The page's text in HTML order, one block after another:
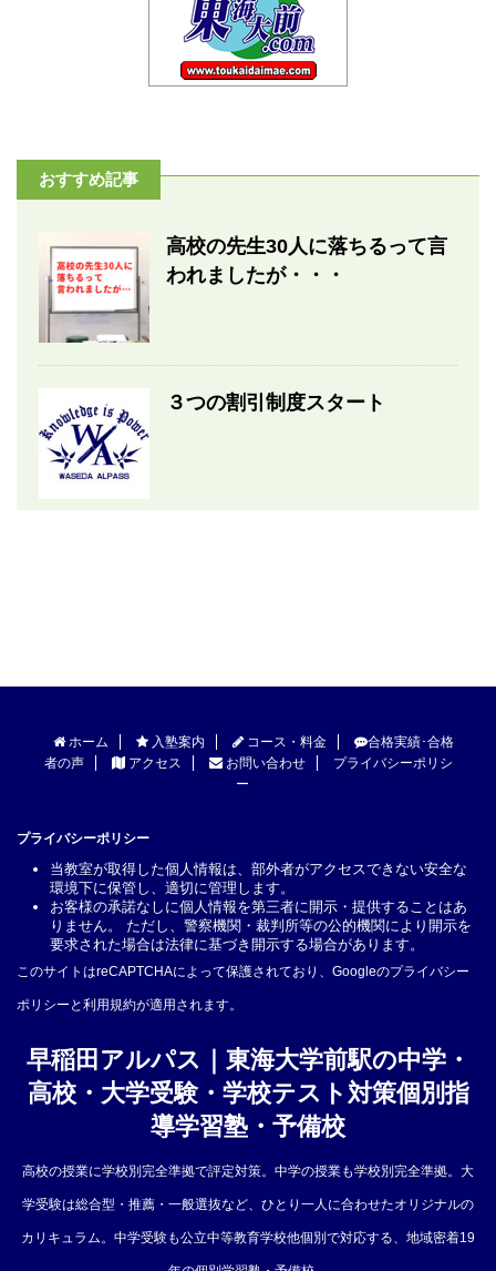
おすすめ記事
高校の先生30人に落ちるって言
われましたが・・・
３つの割引制度スタート
ホーム 入塾案内 コース・料金
合格実績･合格
者の声
アクセス お問い合わせ
プライバシーポリシ
ー
プライバシーポリシー
当教室が取得した個人情報は、部外者がアクセスできない安全な
環境下に保管し、適切に管理します。
お客様の承諾なしに個人情報を第三者に開示・提供することはあ
りません。 ただし、警察機関・裁判所等の公的機関により開示を
要求された場合は法律に基づき開示する場合があります。
このサイトはreCAPTCHAによって保護されており、Googleのプライバシー
ポリシー と利用規約が適用されます。
早稲田アルパス｜東海大学前駅の中学・
高校・大学受験・学校テスト対策個別指
導学習塾・予備校
高校の授業に学校別完全準拠で評定対策。中学の授業も学校別完全準拠。大
学受験は総合型・推薦・一般選抜など、ひとり一人に合わせたオリジナルの
カリキュラム。中学受験も公立中等教育学校他個別で対応する、地域密着19